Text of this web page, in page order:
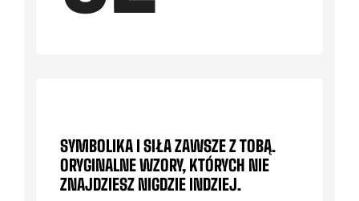
SYMBOLIKA I SIŁA ZAWSZE Z TOBĄ.
ORYGINALNE WZORY, KTÓRYCH NIE
ZNAJDZIESZ NIGDZIE INDZIEJ.